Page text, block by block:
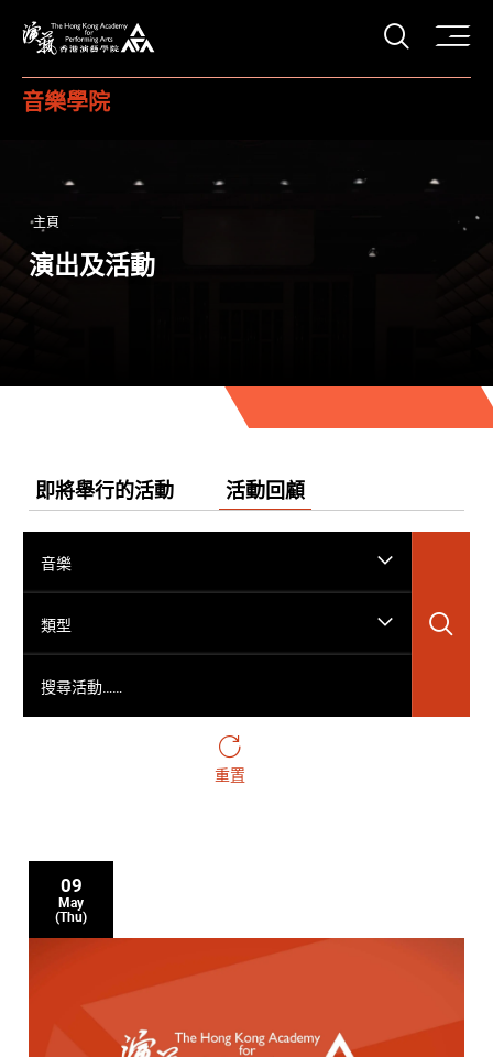
打開
音樂學院
主頁
演出及活動
即將舉行的活動 活動回顧
音樂
類型
重置
09
May
(Thu)